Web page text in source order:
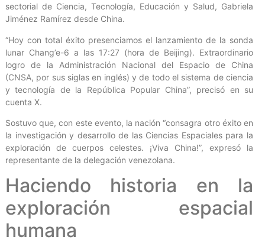
sectorial de Ciencia, Tecnología, Educación y Salud, Gabriela
Jiménez Ramírez desde China.
“Hoy con total éxito presenciamos el lanzamiento de la sonda
lunar Chang’e-6 a las 17:27 (hora de Beijing). Extraordinario
logro de la Administración Nacional del Espacio de China
(CNSA, por sus siglas en inglés) y de todo el sistema de ciencia
y tecnología de la República Popular China”, precisó en su
cuenta X.
Sostuvo que, con este evento, la nación “consagra otro éxito en
la investigación y desarrollo de las Ciencias Espaciales para la
exploración de cuerpos celestes. ¡Viva China!”, expresó la
representante de la delegación venezolana.
Haciendo historia en la
exploración espacial
humana